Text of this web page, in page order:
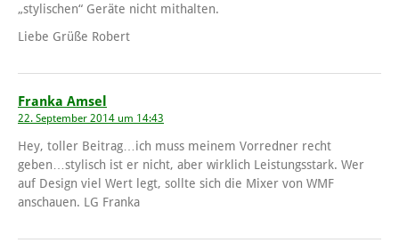
„stylischen“ Geräte nicht mithalten.
Liebe Grüße Robert
Franka Amsel
22. September 2014 um 14:43
Hey, toller Beitrag…ich muss meinem Vorredner recht
geben…stylisch ist er nicht, aber wirklich Leistungsstark. Wer
auf Design viel Wert legt, sollte sich die Mixer von WMF
anschauen. LG Franka